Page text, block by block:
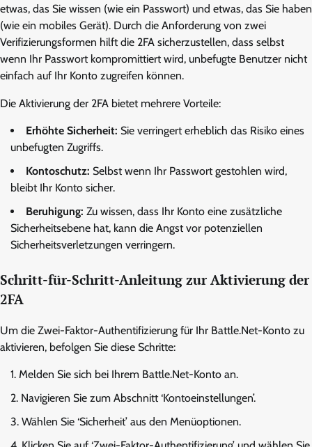
etwas, das Sie wissen (wie ein Passwort) und etwas, das Sie haben
(wie ein mobiles Gerät). Durch die Anforderung von zwei
Verifizierungsformen hilft die 2FA sicherzustellen, dass selbst
wenn Ihr Passwort kompromittiert wird, unbefugte Benutzer nicht
einfach auf Ihr Konto zugreifen können.
Die Aktivierung der 2FA bietet mehrere Vorteile:
Erhöhte Sicherheit: Sie verringert erheblich das Risiko eines
unbefugten Zugriffs.
Kontoschutz: Selbst wenn Ihr Passwort gestohlen wird,
bleibt Ihr Konto sicher.
Beruhigung: Zu wissen, dass Ihr Konto eine zusätzliche
Sicherheitsebene hat, kann die Angst vor potenziellen
Sicherheitsverletzungen verringern.
Schritt-für-Schritt-Anleitung zur Aktivierung der
2FA
Um die Zwei-Faktor-Authentifizierung für Ihr Battle.Net-Konto zu
aktivieren, befolgen Sie diese Schritte:
Melden Sie sich bei Ihrem Battle.Net-Konto an.
Navigieren Sie zum Abschnitt ‘Kontoeinstellungen’.
Wählen Sie ‘Sicherheit’ aus den Menüoptionen.